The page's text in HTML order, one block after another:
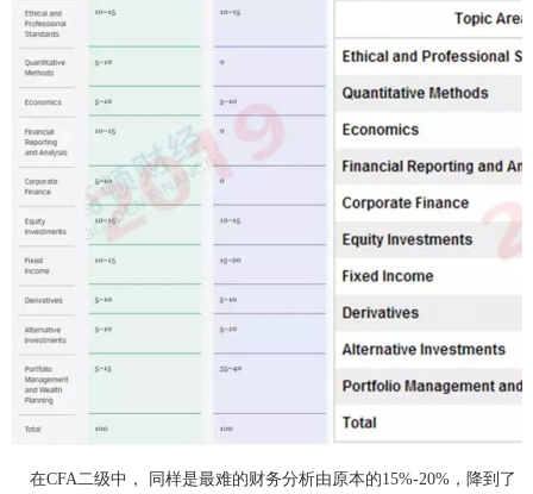
在CFA二级中， 同样是最难的财务分析由原本的15%-20%，降到了